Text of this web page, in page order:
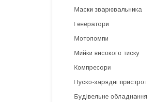
Маски зварювальника
Генератори
Мотопомпи
Мийки високого тиску
Компресори
Пуско-зарядні пристрої
Будівельне обладнання